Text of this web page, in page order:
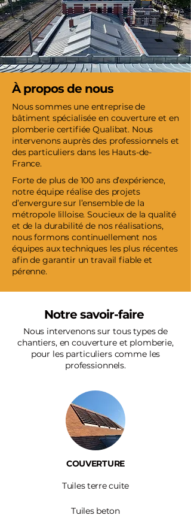
À propos de nous
Nous sommes une entreprise de
bâtiment spécialisée en couverture et en
plomberie certifiée Qualibat. Nous
intervenons auprès des professionnels et
des particuliers dans les Hauts-de-
France.
Forte de plus de 100 ans d’expérience,
notre équipe réalise des projets
d’envergure sur l’ensemble de la
métropole lilloise. Soucieux de la qualité
et de la durabilité de nos réalisations,
nous formons continuellement nos
équipes aux techniques les plus récentes
afin de garantir un travail fiable et
pérenne.
Notre savoir-faire
Nous intervenons sur tous types de
chantiers, en couverture et plomberie,
pour les particuliers comme les
professionnels.
COUVERTURE
Tuiles terre cuite
Tuiles beton